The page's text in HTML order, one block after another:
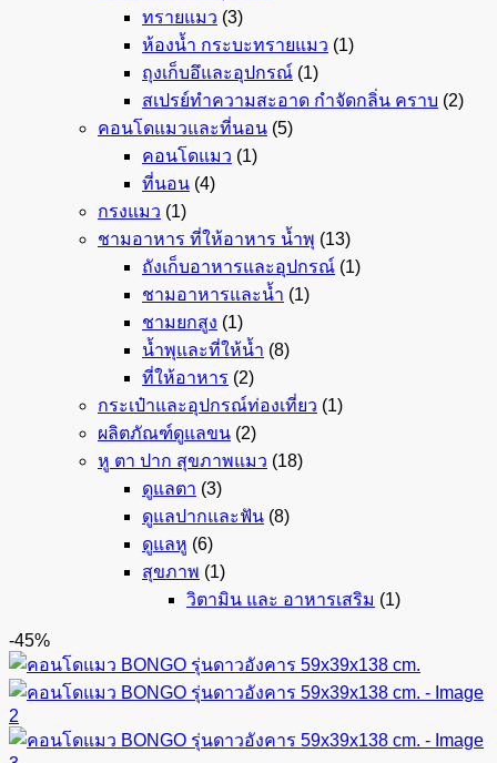
ทรายแมว (3)
ห้องน้ำ กระบะทรายแมว (1)
ถุงเก็บอึและอุปกรณ์ (1)
สเปรย์ทำความสะอาด กำจัดกลิ่น คราบ (2)
คอนโดแมวและที่นอน (5)
คอนโดแมว (1)
ที่นอน (4)
กรงแมว (1)
ชามอาหาร ที่ให้อาหาร น้ำพุ (13)
ถังเก็บอาหารและอุปกรณ์ (1)
ชามอาหารและน้ำ (1)
ชามยกสูง (1)
น้ำพุและที่ให้น้ำ (8)
ที่ให้อาหาร (2)
กระเป๋าและอุปกรณ์ท่องเที่ยว (1)
ผลิตภัณฑ์ดูแลขน (2)
หู ตา ปาก สุขภาพแมว (18)
ดูแลตา (3)
ดูแลปากและฟัน (8)
ดูแลหู (6)
สุขภาพ (1)
วิตามิน และ อาหารเสริม (1)
-45%